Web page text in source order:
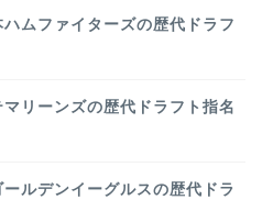
ムファイターズの歴代ドラフ
リーンズの歴代ドラフト指名
ルデンイーグルスの歴代ドラ